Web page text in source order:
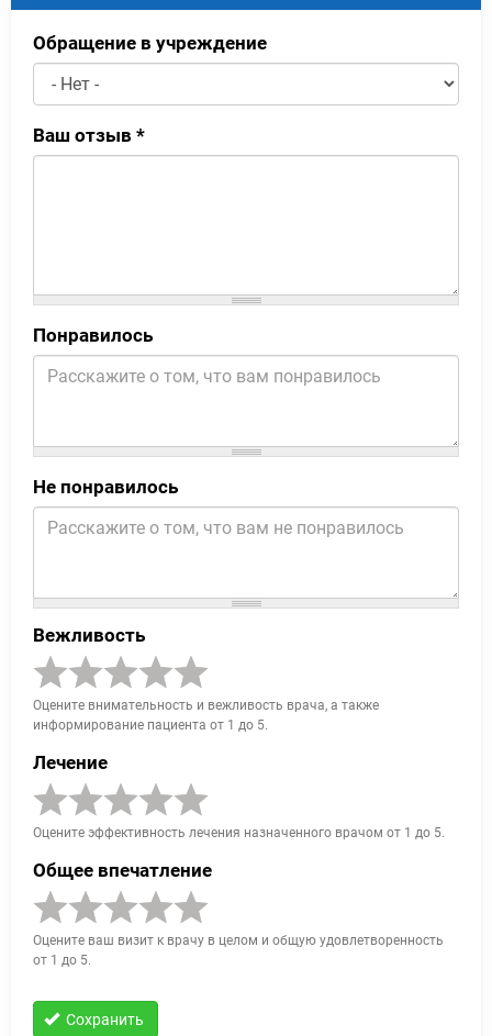
Обращение в учреждение
Ваш отзыв *
Понравилось
Не понравилось
Вежливость
Оцените внимательность и вежливость врача, а также
информирование пациента от 1 до 5.
Лечение
Оцените эффективность лечения назначенного врачом от 1 до 5.
Общее впечатление
Оцените ваш визит к врачу в целом и общую удовлетворенность
от 1 до 5.
Сохранить